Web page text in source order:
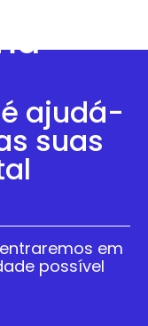
ajudá-
suas
em
possível